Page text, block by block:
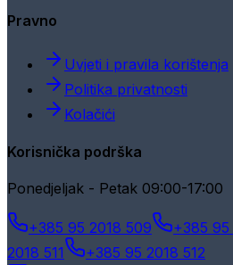
Pravno
Uvjeti i pravila korištenja
Politika privatnosti
Kolačići
Korisnička podrška
Ponedjeljak - Petak 09:00-17:00
+385 95 2018 509 +385 95
2018 511
+385 95 2018 512